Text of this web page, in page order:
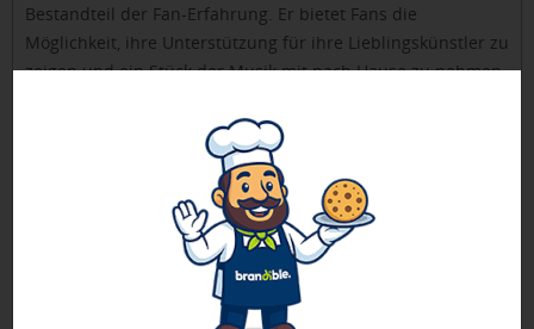
Bestandteil der Fan-Erfahrung. Er bietet Fans die
Möglichkeit, ihre Unterstützung für ihre Lieblingskünstler zu
zeigen und ein Stück der Musik mit nach Hause zu nehmen.
Konzert-Merchandise:Bei Live-Auftritten haben Fans
oft die Gelegenheit, exklusive Artikel zu kaufen, die
nur bei diesen Veranstaltungen erhältlich sind. Dies
kann die Fan-Erfahrung bereichern und die
Erinnerung an das Konzert lebendig halten.
Meet and Greets:Bei speziellen Fan-Events, wie
Meet and Greets, können signierte Artikel oder
personalisierte Merchandise-Produkte angeboten
werden, die eine besondere Bindung zwischen